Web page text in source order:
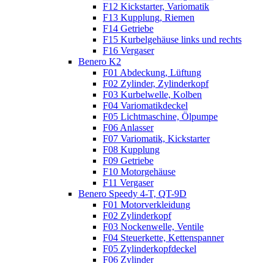
F12 Kickstarter, Variomatik
F13 Kupplung, Riemen
F14 Getriebe
F15 Kurbelgehäuse links und rechts
F16 Vergaser
Benero K2
F01 Abdeckung, Lüftung
F02 Zylinder, Zylinderkopf
F03 Kurbelwelle, Kolben
F04 Variomatikdeckel
F05 Lichtmaschine, Ölpumpe
F06 Anlasser
F07 Variomatik, Kickstarter
F08 Kupplung
F09 Getriebe
F10 Motorgehäuse
F11 Vergaser
Benero Speedy 4-T, QT-9D
F01 Motorverkleidung
F02 Zylinderkopf
F03 Nockenwelle, Ventile
F04 Steuerkette, Kettenspanner
F05 Zylinderkopfdeckel
F06 Zylinder